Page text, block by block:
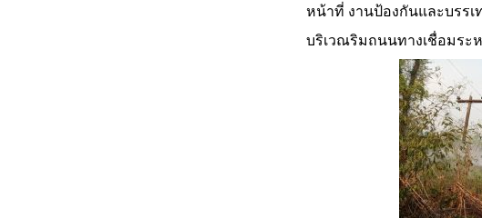
หน้าที่ งานป้องกันและบรร
บริเวณริมถนนทางเชื่อมร